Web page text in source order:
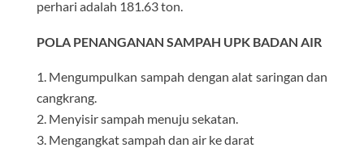
perhari adalah 181.63 ton.
POLA PENANGANAN SAMPAH UPK BADAN AIR
Mengumpulkan sampah dengan alat saringan dan
cangkrang.
Menyisir sampah menuju sekatan.
Mengangkat sampah dan air ke darat